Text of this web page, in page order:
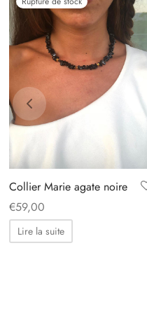
Collier Marie agate noire
€59,00
Lire la suite